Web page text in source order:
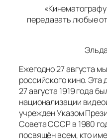
передавать любые
Ежегодно 27 августа
российского кино. Эта
27 августа 1919 года
национализации
учрежден Указом
Совета СССР в 1980
посвящён всем, кто